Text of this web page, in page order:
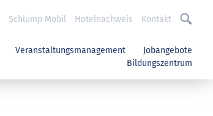
Schlump Mobil Hotelnachweis Kontakt
Veranstaltungsmanagement
Jobangebote
Bildungszentrum